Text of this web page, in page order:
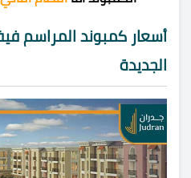
أسعار كمبوند المراسم
الجديدة